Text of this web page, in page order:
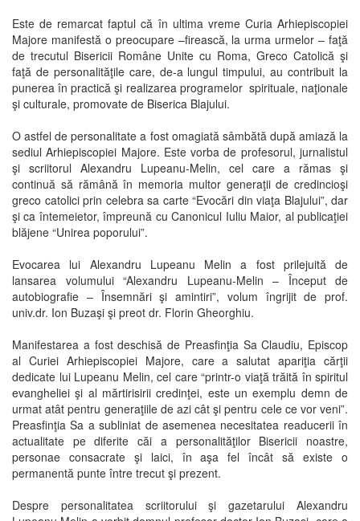
Este de remarcat faptul că în ultima vreme Curia Arhiepiscopiei
Majore manifestă o preocupare –firească, la urma urmelor – faţă
de trecutul Bisericii Române Unite cu Roma, Greco Catolică şi
faţă de personalităţile care, de-a lungul timpului, au contribuit la
punerea în practică şi realizarea programelor spirituale, naţionale
şi culturale, promovate de Biserica Blajului.
O astfel de personalitate a fost omagiată sâmbătă după amiază la
sediul Arhiepiscopiei Majore. Este vorba de profesorul, jurnalistul
şi scriitorul Alexandru Lupeanu-Melin, cel care a rămas şi
continuă să rămână în memoria multor generaţii de credincioşi
greco catolici prin celebra sa carte “Evocări din viaţa Blajului”, dar
şi ca întemeietor, împreună cu Canonicul Iuliu Maior, al publicaţiei
blăjene “Unirea poporului”.
Evocarea lui Alexandru Lupeanu Melin a fost prilejuită de
lansarea volumului “Alexandru Lupeanu-Melin – Început de
autobiografie – Însemnări şi amintiri”, volum îngrijit de prof.
univ.dr. Ion Buzaşi şi preot dr. Florin Gheorghiu.
Manifestarea a fost deschisă de Preasfinţia Sa Claudiu, Episcop
al Curiei Arhiepiscopiei Majore, care a salutat apariţia cărţii
dedicate lui Lupeanu Melin, cel care “printr-o viaţă trăită în spiritul
evangheliei şi al mărtirisirii credinţei, este un exemplu demn de
urmat atât pentru generaţiile de azi cât şi pentru cele ce vor veni”.
Preasfinţia Sa a subliniat de asemenea necesitatea readucerii în
actualitate pe diferite căi a personalităţilor Bisericii noastre,
personae consacrate şi laici, în aşa fel încât să existe o
permanentă punte între trecut şi prezent.
Despre personalitatea scriitorului şi gazetarului Alexandru